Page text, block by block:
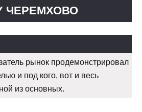
ЧЕРЕМХОВО
рынок продемонстрировал
и под кого, вот и весь
из основных.